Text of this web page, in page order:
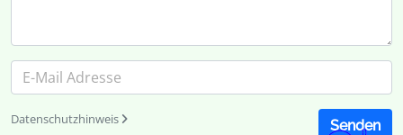
Datenschutzhinweis Senden